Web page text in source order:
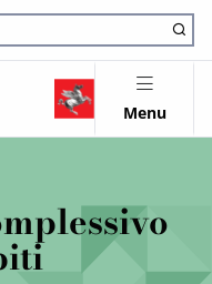
Menu